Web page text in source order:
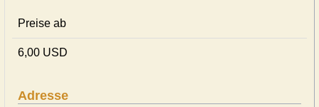
Preise ab
6,00 USD
Adresse